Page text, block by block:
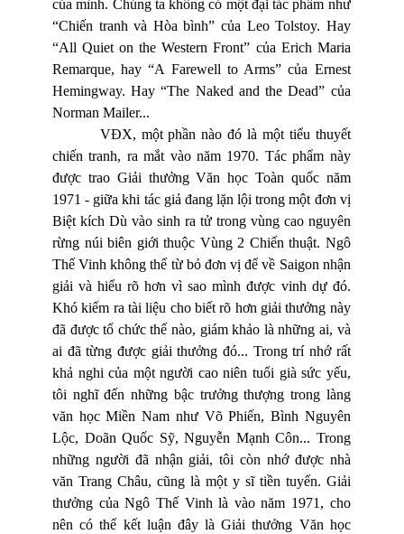
của mình. Chúng ta không có một đại tác phẩm như
“Chiến tranh và Hòa bình” của Leo Tolstoy. Hay
“All Quiet on the Western Front” của Erich Maria
Remarque, hay “A Farewell to Arms” của Ernest
Hemingway. Hay “The Naked and the Dead” của
Norman Mailer...
VĐX, một phần nào đó là một tiểu thuyết
chiến tranh, ra mắt vào năm 1970. Tác phẩm này
được trao Giải thưởng Văn học Toàn quốc năm
1971 - giữa khi tác giả đang lặn lội trong một đơn vị
Biệt kích Dù vào sinh ra tử trong vùng cao nguyên
rừng núi biên giới thuộc Vùng 2 Chiến thuật. Ngô
Thế Vinh không thể từ bỏ đơn vị để về Saigon nhận
giải và hiểu rõ hơn vì sao mình được vinh dự đó.
Khó kiếm ra tài liệu cho biết rõ hơn giải thưởng này
đã được tổ chức thế nào, giám khảo là những ai, và
ai đã từng được giải thưởng đó... Trong trí nhớ rất
khả nghi của một người cao niên tuổi già sức yếu,
tôi nghĩ đến những bậc trưởng thượng trong làng
văn học Miền Nam như Võ Phiến, Bình Nguyên
Lộc, Doãn Quốc Sỹ, Nguyễn Mạnh Côn... Trong
những người đã nhận giải, tôi còn nhớ được nhà
văn Trang Châu, cũng là một y sĩ tiền tuyến. Giải
thưởng của Ngô Thế Vinh là vào năm 1971, cho
nên có thể kết luận đây là Giải thưởng Văn học